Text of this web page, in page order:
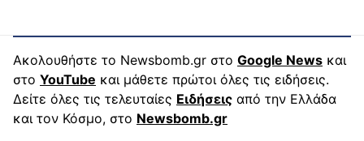
Ακολουθήστε το Newsbomb.gr στο Google News και
στο YouTube και μάθετε πρώτοι όλες τις ειδήσεις.
Δείτε όλες τις τελευταίες Ειδήσεις από την Ελλάδα
και τον Κόσμο, στο Newsbomb.gr